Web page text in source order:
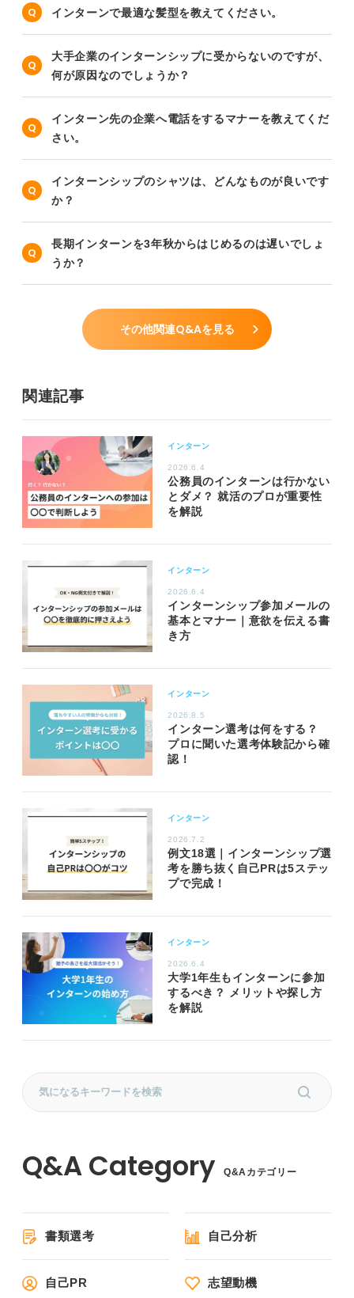
インターンで最適な髪型を教えてください。
大手企業のインターンシップに受からないのですが、
何が原因なのでしょうか？
インターン先の企業へ電話をするマナーを教えてくだ
さい。
インターンシップのシャツは、どんなものが良いです
か？
長期インターンを3年秋からはじめるのは遅いでしょ
うか？
その他関連Q&Aを見る
関連記事
インターン
2026.6.4
公務員のインターンは行かない
とダメ？ 就活のプロが重要性
を解説
インターン
2026.6.4
インターンシップ参加メールの
基本とマナー｜意欲を伝える書
き方
インターン
2026.8.5
インターン選考は何をする？
プロに聞いた選考体験記から確
認！
インターン
2026.7.2
例文18選｜インターンシップ選
考を勝ち抜く自己PRは5ステッ
プで完成！
インターン
2026.6.4
大学1年生もインターンに参加
するべき？ メリットや探し方
を解説
Q&Aカテゴリー
書類選考 自己分析
自己PR 志望動機